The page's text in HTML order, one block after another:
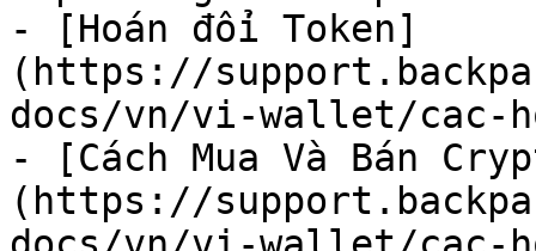
- [Hoán đổi Token]
(https://
docs/vn/vi-wallet/cac-
- [Cách Mua Và Bán
(https://